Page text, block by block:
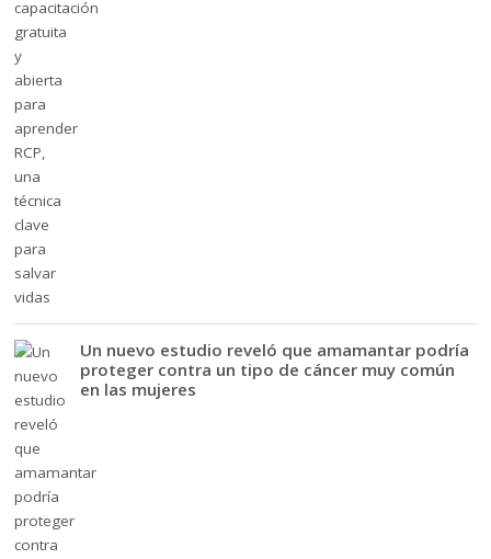
Un nuevo estudio reveló que amamantar podría
proteger contra un tipo de cáncer muy común
en las mujeres